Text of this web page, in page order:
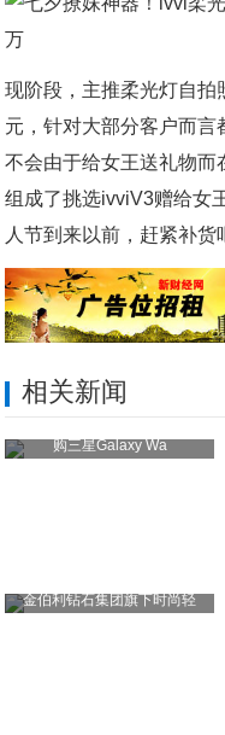
现阶段，主推柔光灯自
元，针对大部分客户而
不会由于给女王送礼物
组成了挑选ivviV3赠给女
人节到来以前，赶紧补货
相关新闻
购三星Galaxy Wa
金伯利钻石集团旗下时尚轻